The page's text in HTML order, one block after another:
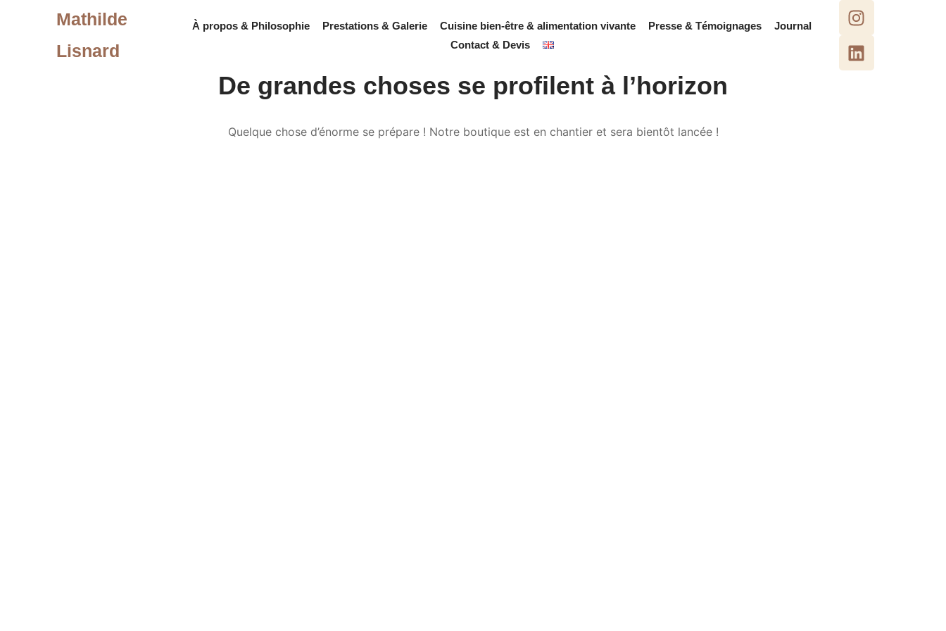
Mathilde
Lisnard
À propos & Philosophie Prestations & Galerie Cuisine bien-être & alimentation vivante Presse & Témoignages
Journal
Contact & Devis
De grandes choses se profilent à l’horizon
Quelque chose d’énorme se prépare ! Notre boutique est en chantier et sera bientôt lancée !